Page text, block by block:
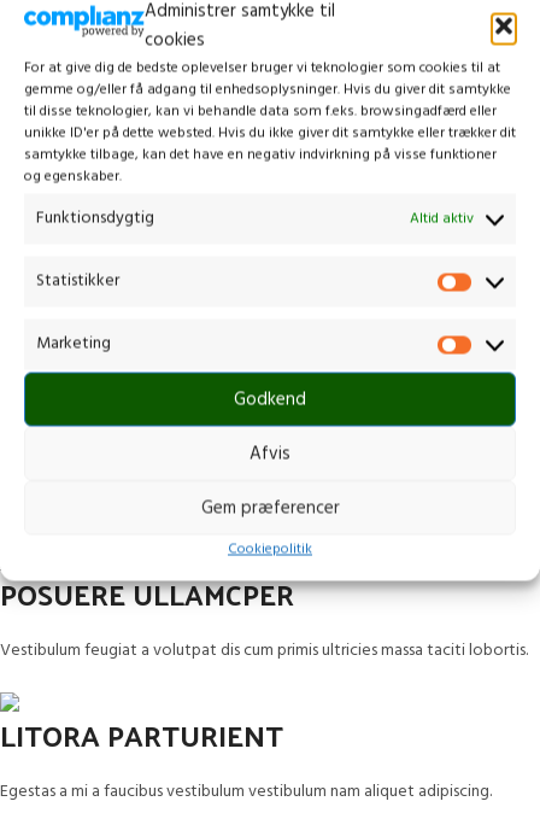
Administrer samtykke til
cookies
For at give dig de bedste oplevelser bruger vi teknologier som cookies til at
gemme og/eller få adgang til enhedsoplysninger. Hvis du giver dit samtykke
til disse teknologier, kan vi behandle data som f.eks. browsingadfærd eller
unikke ID'er på dette websted. Hvis du ikke giver dit samtykke eller trækker dit
samtykke tilbage, kan det have en negativ indvirkning på visse funktioner
og egenskaber.
Funktionsdygtig Altid aktiv
Statistikker
Marketing
Godkend
Afvis
Gem præferencer
Cookiepolitik
Porta nec aenean pellentesqu
Sodales quisque in torquent a consectetur lobortis vestibulum
consectetur metus a a interdum odio orci a est parturient nisi pharetra
vivamus a commodo tellus. Est non arcu a.
Erat sagittis mollis rhoncus
Sodales quisque in torquent a consectetur lobortis vestibulum
vivamus a commodo tellus. Est non arcu a.
Elis mus a habitant mi suspendisse adipiscing ultricies torquent id urna.
VESTIBULUM MOLLIS
Blandit nibh at accumsan a a sed et diam himenaeos aliquet ad sagittis.
POSUERE ULLAMCPER
Vestibulum feugiat a volutpat dis cum primis ultricies massa taciti lobortis.
LITORA PARTURIENT
Egestas a mi a faucibus vestibulum vestibulum nam aliquet adipiscing.